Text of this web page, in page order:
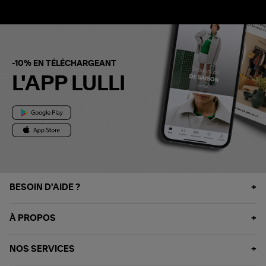
-10% EN TÉLÉCHARGEANT
L'APP LULLI
BESOIN D'AIDE ?
À PROPOS
NOS SERVICES